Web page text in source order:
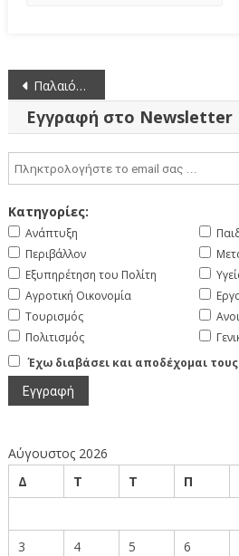
Πλοήγηση
άρθρων
Παλαιότερα άρθρα
Εγγραφή στο Newsletter
Κατηγορίες:
Ανάπτυξη
Περιβάλλον
Εξυπηρέτηση του Πολίτη
Αγροτική Οικονομία
Τουρισμός
Πολιτισμός
Έχω διαβάσει και αποδέχομαι
Αύγουστος 2026
Δ
Τ Τ Π
3
4 5 6